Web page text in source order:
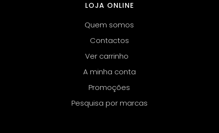
LOJA ONLINE
Quem somos
Contactos
Ver carrinho
A minha conta
Promoções
Pesquisa por marcas